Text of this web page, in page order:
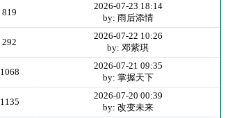
819
2026-07-23 18:14
by: 雨后添情
292
2026-07-22 10:26
by: 邓紫琪
1068
2026-07-21 09:35
by: 掌握天下
1135
2026-07-20 00:39
by: 改变未来